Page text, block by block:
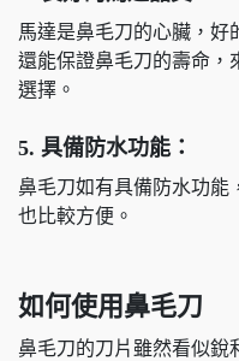
馬達是鼻毛刀的心臟，好
還能保證鼻毛刀的壽命，
選擇。
5. 具備防水功能：
鼻毛刀如有具備防水功能
也比較方便。
如何使用鼻毛刀
鼻毛刀的刀片雖然看似銳